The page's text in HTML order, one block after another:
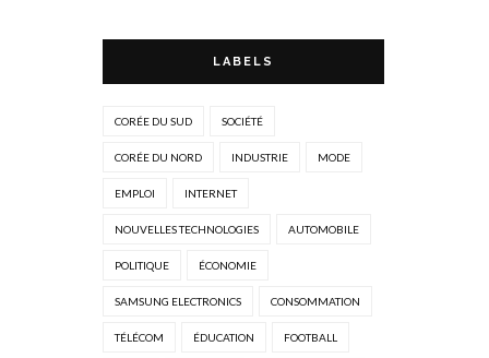
LABELS
CORÉE DU SUD SOCIÉTÉ
CORÉE DU NORD INDUSTRIE MODE
EMPLOI INTERNET
NOUVELLES TECHNOLOGIES AUTOMOBILE
POLITIQUE ÉCONOMIE
SAMSUNG ELECTRONICS CONSOMMATION
TÉLÉCOM ÉDUCATION FOOTBALL